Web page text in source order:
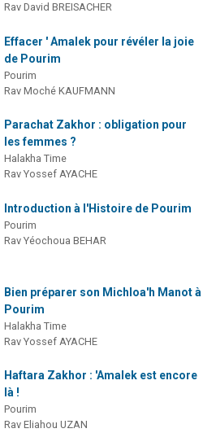
Rav David BREISACHER
Effacer ' Amalek pour révéler la joie
de Pourim
Pourim
Rav Moché KAUFMANN
Parachat Zakhor : obligation pour
les femmes ?
Halakha Time
Rav Yossef AYACHE
Introduction à l'Histoire de Pourim
Pourim
Rav Yéochoua BEHAR
Bien préparer son Michloa'h Manot à
Pourim
Halakha Time
Rav Yossef AYACHE
Haftara Zakhor : 'Amalek est encore
là !
Pourim
Rav Eliahou UZAN